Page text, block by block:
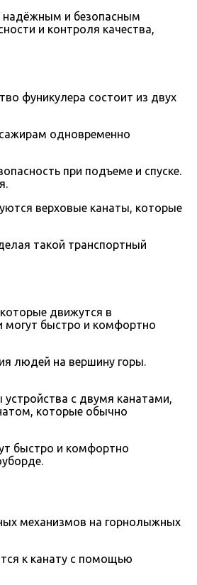
надёжным и безопасным
и контроля качества,
фуникулера состоит из двух
одновременно
при подъеме и спуске.
верховые канаты, которые
такой транспортный
движутся в
могут быстро и комфортно
людей на вершину горы.
с двумя канатами,
которые обычно
быстро и комфортно
механизмов на горнолыжных
к канату с помощью